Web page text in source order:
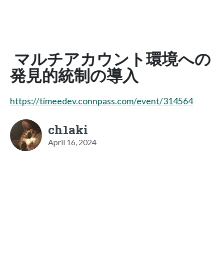
マルチアカウント環境への
発見的統制の導入
https://timeedev.connpass.com/event/314564
ch1aki
April 16, 2024